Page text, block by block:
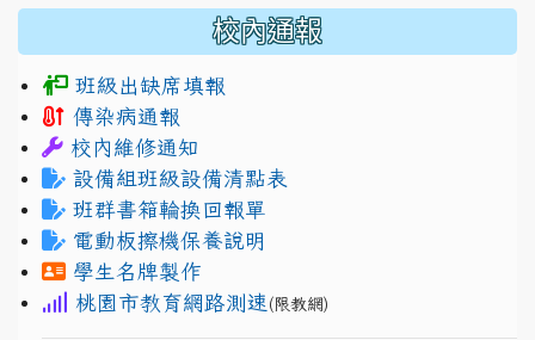
校內通報
班級出缺席填報
傳染病通報
校內維修通知
設備組班級設備清點表
班群書箱輪換回報單
電動板擦機保養說明
學生名牌製作
桃園市教育網路測速 (限教網)